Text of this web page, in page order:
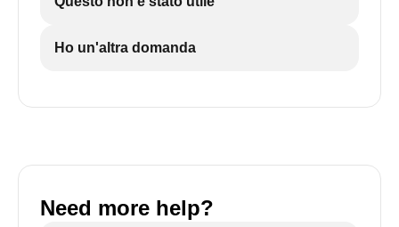
Ho un'altra domanda
Need more help?